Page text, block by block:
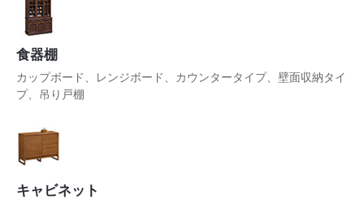
食器棚
カップボード、レンジボード、カウンタータイプ、壁面収納タイ
プ、吊り戸棚
キャビネット